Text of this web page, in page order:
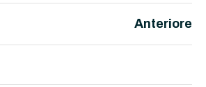
Anteriore